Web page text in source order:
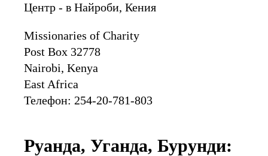
Центр - в Найроби, Кения
Missionaries of Charity
Post Box 32778
Nairobi, Kenya
East Africa
Телефон: 254-20-781-803
Руанда, Уганда, Бурунди: